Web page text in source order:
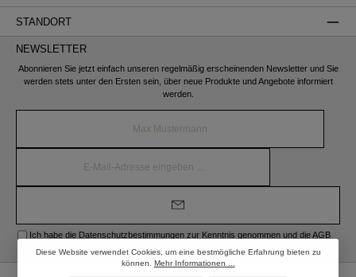
STANDORT
NEWSLETTER
Abonnieren Sie jetzt einfach unseren regelmäßig erscheinenden Newsletter und Sie
werden stets unter den Ersten sein, über neue Produkte und Angebote informiert
werden.
Mail-
Ich habe die Datenschutzbestimmungen zur Kenntnis genommen und dieAGB
Diese Website verwendet Cookies, um eine bestmögliche Erfahrung bieten zu
können. Mehr Informationen ...